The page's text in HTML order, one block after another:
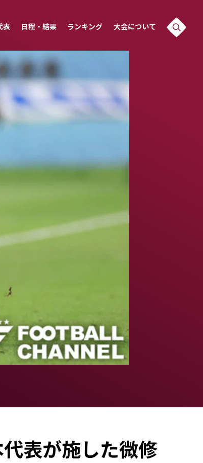
表 日程・結果 ランキング 大会について
表が施した微修